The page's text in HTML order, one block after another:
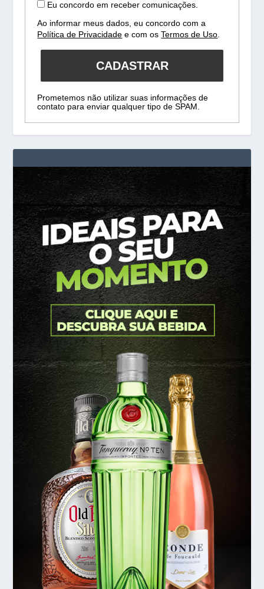
Eu concordo em receber comunicações.
Ao informar meus dados, eu concordo com a
Política de Privacidade e com osTermos de Uso
CADASTRAR
Prometemos não utilizar suas informações de
contato para enviar qualquer tipo de SPAM.